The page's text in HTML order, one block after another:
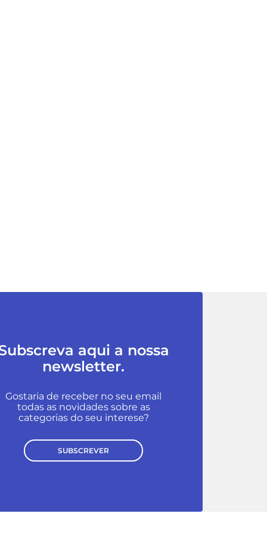
aqui a nossa
newsletter.
Gostaria de receber no seu email
todas as novidades sobre as
categorias do seu interese?
SUBSCREVER